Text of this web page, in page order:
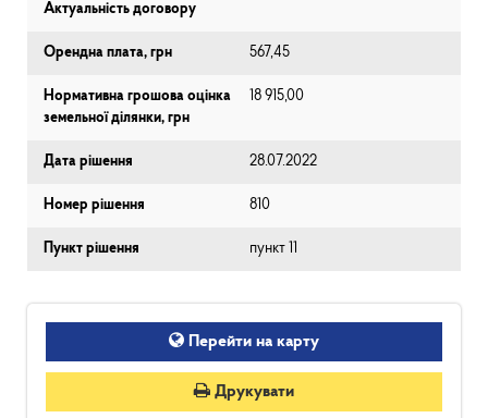
Актуальність договору
Орендна плата, грн 567,45
Нормативна грошова оцінка
земельної ділянки, грн
18 915,00
Дата рішення 28.07.2022
Номер рішення 810
Пункт рішення пункт 11
Перейти на карту
Друкувати